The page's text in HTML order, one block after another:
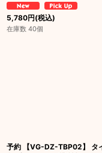
5,780円(税込)
在庫数 40個
予約 【VG-DZ-TBP02】 タ